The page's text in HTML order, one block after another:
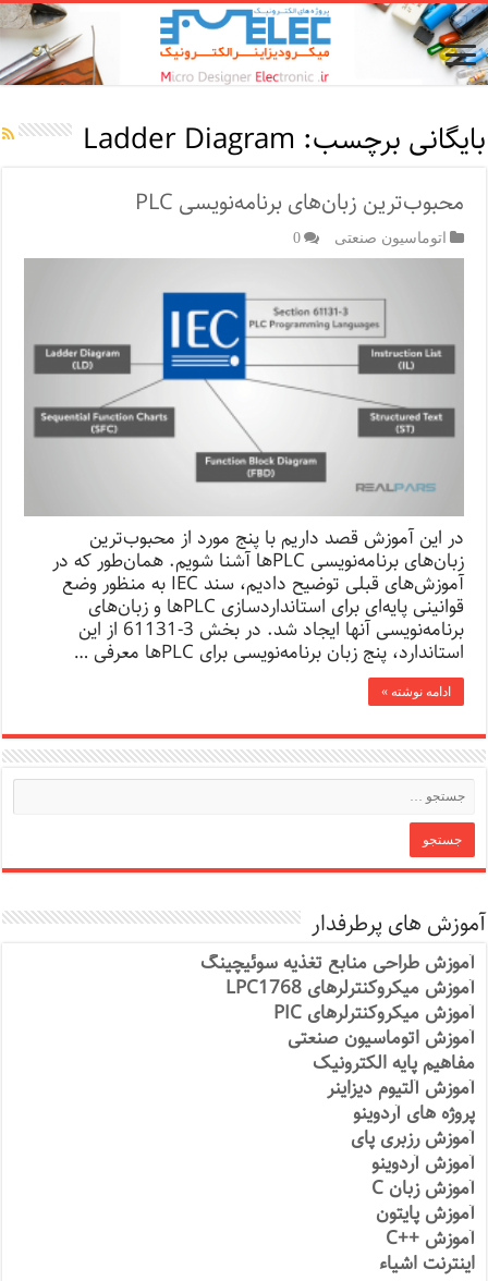
بایگانی برچسب: Ladder Diagram
محبوب‌ترین زبان‌های برنامه‌نویسی PLC
اتوماسیون صنعتی 0
در این آموزش قصد داریم با پنج مورد از محبوب‌ترین
زبان‌های برنامه‌نویسی PLCها آشنا شویم. همان‌طور که در
آموزش‌های قبلی توضیح دادیم، سند IEC به منظور وضع
قوانینی پایه‌ای برای استانداردسازی PLC‌ها و زبان‌های
برنامه‌نویسی آنها ایجاد شد. در بخش 3-61131 از این
استاندارد، پنج زبان برنامه‌نویسی برای PLC‌ها معرفی …
ادامه نوشته »
آموزش های پرطرفدار
آموزش طراحی منابع تغذیه سوئیچینگ
آموزش میکروکنترلرهای LPC1768
آموزش میکروکنترلرهای PIC
آموزش اتوماسیون صنعتی
مفاهیم پایه الکترونیک
آموزش آلتیوم دیزاینر
پروژه های آردوینو
آموزش رزبری پای
آموزش آردوینو
آموزش زبان C
آموزش پایتون
آموزش ++C
اینترنت اشیاء